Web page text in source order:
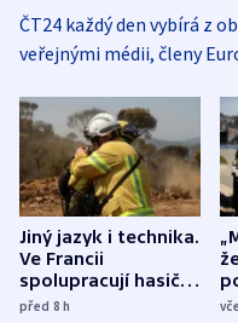
ČT24 každý den vybírá z
veřejnými médii, členy
Jiný jazyk i technika.
Ve Francii
spolupracují hasiči z
různých zemí
před 8h